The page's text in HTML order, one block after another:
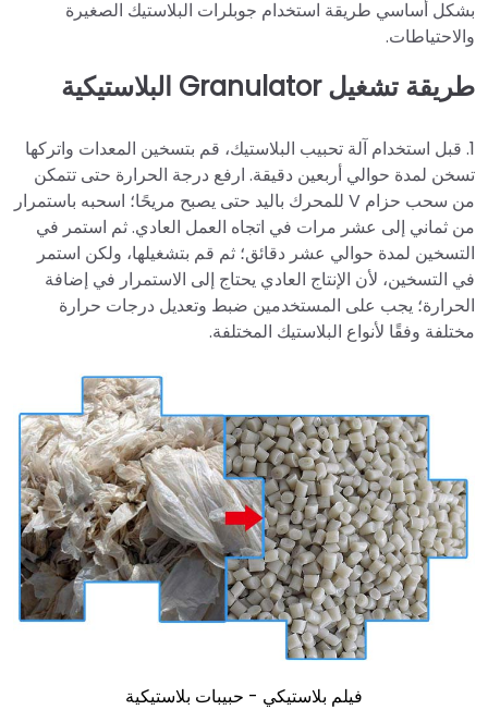
بشكل أساسي طريقة استخدام جوبلرات البلاستيك الصغيرة
والاحتياطات.
طريقة تشغيل Granulator البلاستيكية
1. قبل استخدام آلة تحبيب البلاستيك، قم بتسخين المعدات واتركها
تسخن لمدة حوالي أربعين دقيقة. ارفع درجة الحرارة حتى تتمكن
من سحب حزام V للمحرك باليد حتى يصبح مريحًا؛ اسحبه باستمرار
من ثماني إلى عشر مرات في اتجاه العمل العادي. ثم استمر في
التسخين لمدة حوالي عشر دقائق؛ ثم قم بتشغيلها، ولكن استمر
في التسخين، لأن الإنتاج العادي يحتاج إلى الاستمرار في إضافة
الحرارة؛ يجب على المستخدمين ضبط وتعديل درجات حرارة
مختلفة وفقًا لأنواع البلاستيك المختلفة.
فيلم بلاستيكي - حبيبات بلاستيكية